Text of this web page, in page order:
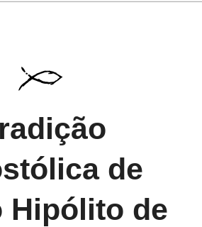
de
Hipólito de